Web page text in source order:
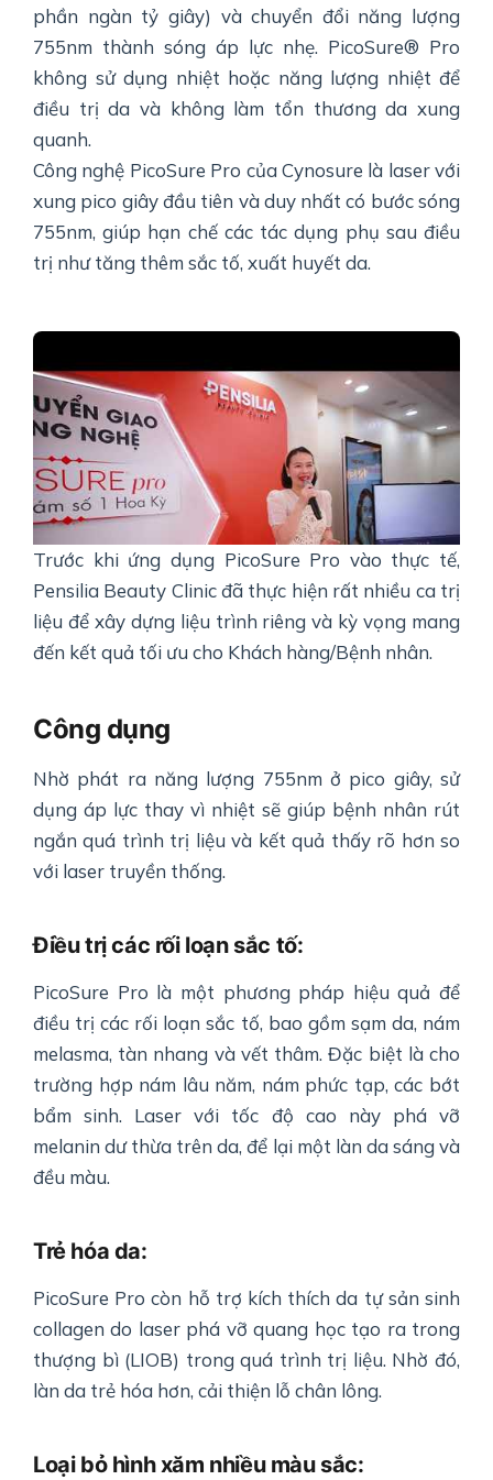
phần ngàn tỷ giây) và chuyển đổi năng lượng
755nm thành sóng áp lực nhẹ. PicoSure® Pro
không sử dụng nhiệt hoặc năng lượng nhiệt để
điều trị da và không làm tổn thương da xung
quanh.
Công nghệ PicoSure Pro của Cynosure là laser với
xung pico giây đầu tiên và duy nhất có bước sóng
755nm, giúp hạn chế các tác dụng phụ sau điều
trị như tăng thêm sắc tố, xuất huyết da.
Trước khi ứng dụng PicoSure Pro vào thực tế,
Pensilia Beauty Clinic đã thực hiện rất nhiều ca trị
liệu để xây dựng liệu trình riêng và kỳ vọng mang
đến kết quả tối ưu cho Khách hàng/Bệnh nhân.
Công dụng
Nhờ phát ra năng lượng 755nm ở pico giây, sử
dụng áp lực thay vì nhiệt sẽ giúp bệnh nhân rút
ngắn quá trình trị liệu và kết quả thấy rõ hơn so
với laser truyền thống.
Điều trị các rối loạn sắc tố:
PicoSure Pro là một phương pháp hiệu quả để
điều trị các rối loạn sắc tố, bao gồm sạm da, nám
melasma, tàn nhang và vết thâm. Đặc biệt là cho
trường hợp nám lâu năm, nám phức tạp, các bớt
bẩm sinh. Laser với tốc độ cao này phá vỡ
melanin dư thừa trên da, để lại một làn da sáng và
đều màu.
Trẻ hóa da:
PicoSure Pro còn hỗ trợ kích thích da tự sản sinh
collagen do laser phá vỡ quang học tạo ra trong
thượng bì (LIOB) trong quá trình trị liệu. Nhờ đó,
làn da trẻ hóa hơn, cải thiện lỗ chân lông.
Loại bỏ hình xăm nhiều màu sắc: